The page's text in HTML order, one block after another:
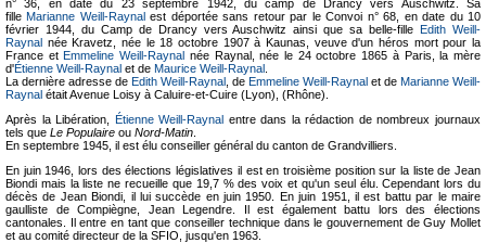
n° 36, en date du 23 septembre 1942, du camp de Drancy vers Auschwitz. Sa
filleMarianne Weill-Raynalest déportée sans retour par le Convoi n° 68, en date du 10
février 1944, du Camp de Drancy vers Auschwitz ainsi que sa belle-filleEdith Weill-
Raynal née Kravetz, née le 18 octobre 1907 à Kaunas, veuve d'un héros mort pour la
France etEmmeline Weill-Raynal née Raynal, née le 24 octobre 1865 à Paris, la mère
d'Étienne Weill-Raynal et de Maurice Weill-Raynal
La dernière adresse de Edith Weill-Raynal , de Emmeline Weill-Raynal et de Marianne Weill-
Raynal était Avenue Loisy à Caluire-et-Cuire (Lyon), (Rhône).
Après la Libération, Étienne Weill-Raynal entre dans la rédaction de nombreux journaux
tels que Le Populaire ou Nord-Matin
En septembre 1945, il est élu conseiller général du canton de Grandvilliers.
En juin 1946, lors des élections législatives il est en troisième position sur la liste de Jean
Biondi mais la liste ne recueille que 19,7 % des voix et qu'un seul élu. Cependant lors du
décès de Jean Biondi, il lui succède en juin 1950. En juin 1951, il est battu par le maire
gaulliste de Compiègne, Jean Legendre. Il est également battu lors des élections
cantonales. Il entre en tant que conseiller technique dans le gouvernement de Guy Mollet
et au comité directeur de la SFIO, jusqu'en 1963.